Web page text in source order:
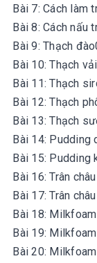
Bài 7: Cách làm
Bài 8: Cách nấu
Bài 9: Thạch
Bài 10: Thạch
Bài 11: Thạch
Bài 12: Thạch
Bài 13: Thạch
Bài 14: Pudding
Bài 15: Pudding
Bài 16: Trân
Bài 17: Trân
Bài 18:
Bài 19:
Bài 20: